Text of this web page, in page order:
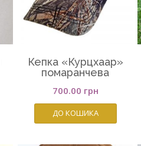
Кепка «Курцхаар»
помаранчева
700.00 грн
ДО КОШИКА